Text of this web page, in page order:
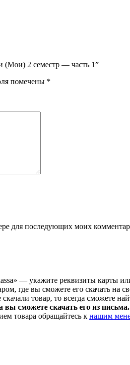
(Мои) 2 семестр — часть 1”
помечены *
для последующих моих
— укажите реквизиты карты
где вы сможете его скачать на
товар, то всегда сможете
сможете скачать его из письма.
товара обращайтесь к нашим